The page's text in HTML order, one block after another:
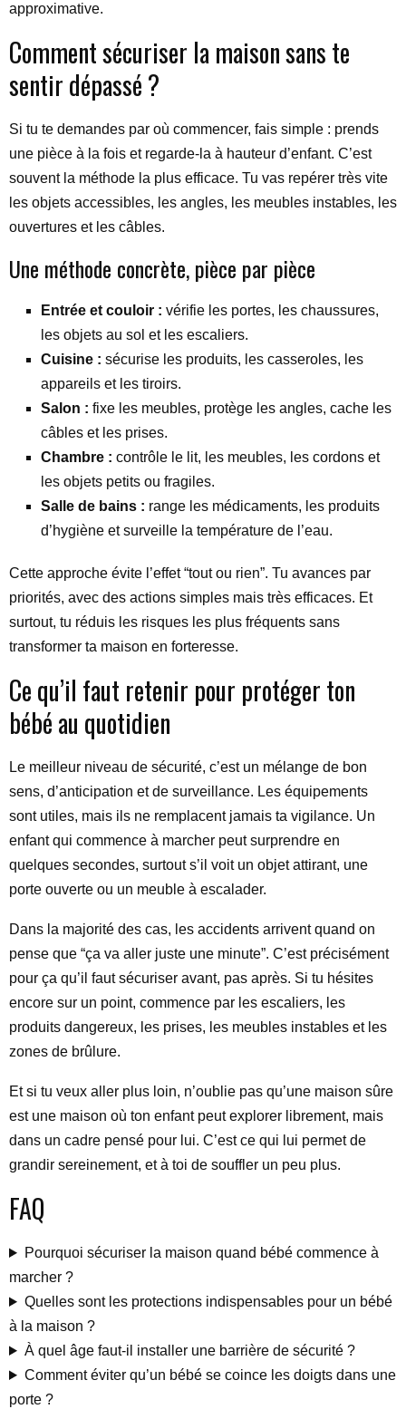
approximative.
Comment sécuriser la maison sans te
sentir dépassé ?
Si tu te demandes par où commencer, fais simple : prends
une pièce à la fois et regarde-la à hauteur d’enfant. C’est
souvent la méthode la plus efficace. Tu vas repérer très vite
les objets accessibles, les angles, les meubles instables, les
ouvertures et les câbles.
Une méthode concrète, pièce par pièce
Entrée et couloir : vérifie les portes, les chaussures,
les objets au sol et les escaliers.
Cuisine : sécurise les produits, les casseroles, les
appareils et les tiroirs.
Salon : fixe les meubles, protège les angles, cache les
câbles et les prises.
Chambre : contrôle le lit, les meubles, les cordons et
les objets petits ou fragiles.
Salle de bains : range les médicaments, les produits
d’hygiène et surveille la température de l’eau.
Cette approche évite l’effet “tout ou rien”. Tu avances par
priorités, avec des actions simples mais très efficaces. Et
surtout, tu réduis les risques les plus fréquents sans
transformer ta maison en forteresse.
Ce qu’il faut retenir pour protéger ton
bébé au quotidien
Le meilleur niveau de sécurité, c’est un mélange de bon
sens, d’anticipation et de surveillance. Les équipements
sont utiles, mais ils ne remplacent jamais ta vigilance. Un
enfant qui commence à marcher peut surprendre en
quelques secondes, surtout s’il voit un objet attirant, une
porte ouverte ou un meuble à escalader.
Dans la majorité des cas, les accidents arrivent quand on
pense que “ça va aller juste une minute”. C’est précisément
pour ça qu’il faut sécuriser avant, pas après. Si tu hésites
encore sur un point, commence par les escaliers, les
produits dangereux, les prises, les meubles instables et les
zones de brûlure.
Et si tu veux aller plus loin, n’oublie pas qu’une maison sûre
est une maison où ton enfant peut explorer librement, mais
dans un cadre pensé pour lui. C’est ce qui lui permet de
grandir sereinement, et à toi de souffler un peu plus.
FAQ
Pourquoi sécuriser la maison quand bébé commence à
marcher ?
Quelles sont les protections indispensables pour un bébé
à la maison ?
À quel âge faut-il installer une barrière de sécurité ?
Comment éviter qu’un bébé se coince les doigts dans une
porte ?